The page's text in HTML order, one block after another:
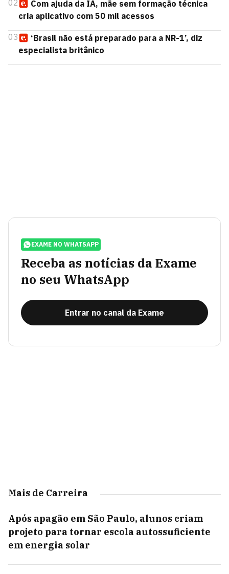
02
Com ajuda da IA, mãe sem formação técnica
cria aplicativo com 50 mil acessos
03
‘Brasil não está preparado para a NR-1’, diz
especialista britânico
EXAME NO WHATSAPP
Receba as notícias da Exame
no seu WhatsApp
Entrar no canal da Exame
Mais de Carreira
Após apagão em São Paulo, alunos criam
projeto para tornar escola autossuficiente
em energia solar